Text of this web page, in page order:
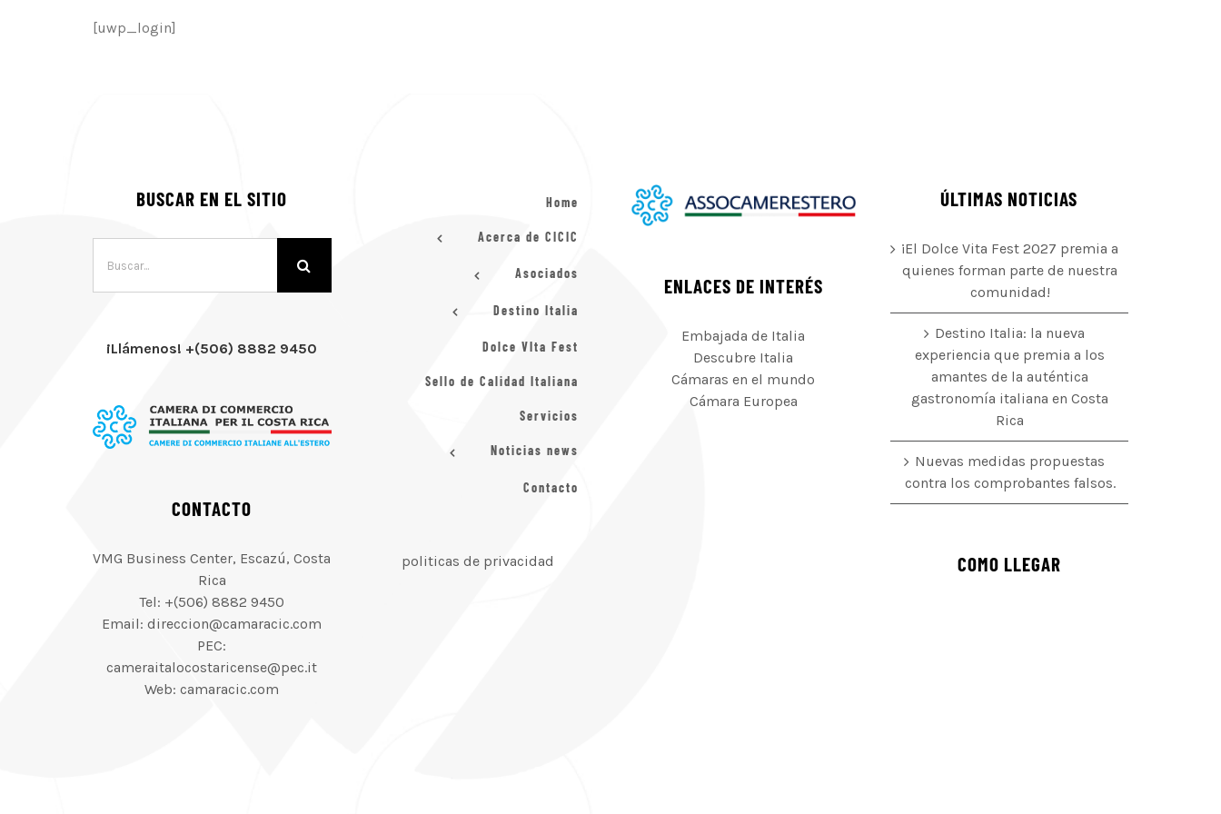
[uwp_login]
BUSCAR EN EL SITIO
¡Llámenos! +(506) 8882 9450
CONTACTO
VMG Business Center, Escazú, Costa
Rica
Tel: +(506) 8882 9450
Email: direccion@camaracic.com
PEC:
cameraitalocostaricense@pec.it
Web: camaracic.com
Home
Acerca de CICIC
Asociados
Destino Italia
Dolce VIta Fest
Sello de Calidad Italiana
Servicios
Noticias news
Contacto
politicas de privacidad
ENLACES DE INTERÉS
Embajada de Italia
Descubre Italia
Cámaras en el mundo
Cámara Europea
ÚLTIMAS NOTICIAS
¡El Dolce Vita Fest 2027 premia a
quienes forman parte de nuestra
comunidad!
Destino Italia: la nueva
experiencia que premia a los
amantes de la auténtica
gastronomía italiana en Costa
Rica
Nuevas medidas propuestas
contra los comprobantes falsos.
COMO LLEGAR